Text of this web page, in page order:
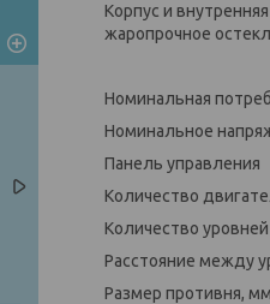
Корпус и
жаропрочное
Номинальная
Номинальное
Панель управления
Количество
Количество
Расстояние
Размер противня,